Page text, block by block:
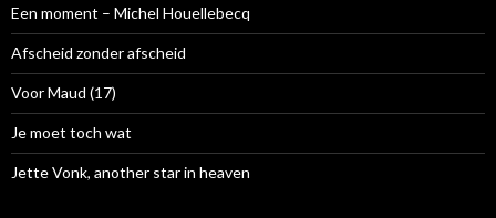
a
a
r
:
Een moment – Michel Houellebecq
Afscheid zonder afscheid
Voor Maud (17)
Je moet toch wat
Jette Vonk, another star in heaven